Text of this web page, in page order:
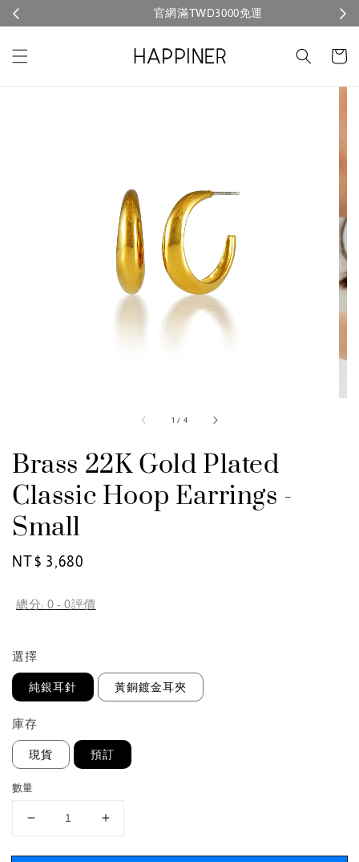
官網滿TWD3000免運
1 / 4
Brass 22K Gold Plated
Classic Hoop Earrings -
Small
Regular
NT$ 3,680
總分: 0 - 0評價
選擇
純銀耳針 黃銅鍍金耳夾
庫存
現貨 預訂
數量